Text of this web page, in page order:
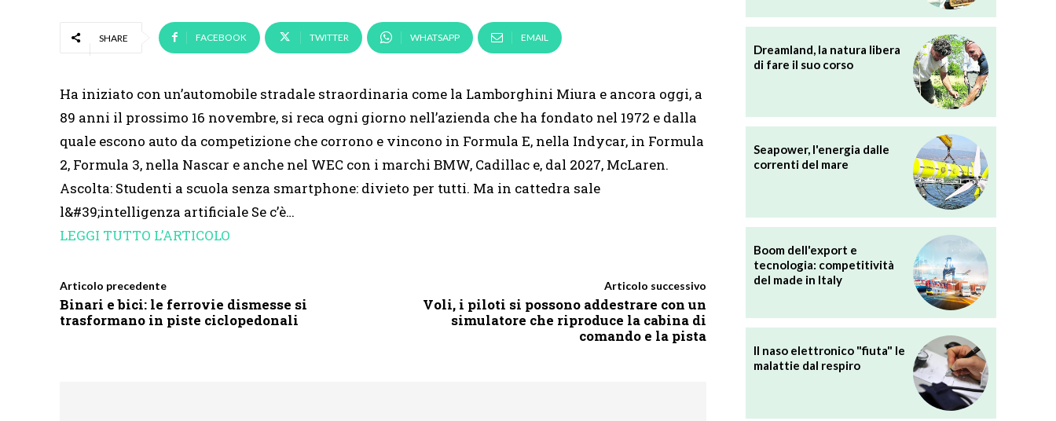
SHARE FACEBOOK TWITTER WHATSAPP EMAIL
Ha iniziato con un’automobile stradale straordinaria come la Lamborghini Miura e ancora oggi, a
89 anni il prossimo 16 novembre, si reca ogni giorno nell’azienda che ha fondato nel 1972 e dalla
quale escono auto da competizione che corrono e vincono in Formula E, nella Indycar, in Formula
2, Formula 3, nella Nascar e anche nel WEC con i marchi BMW, Cadillac e, dal 2027, McLaren.
Ascolta: Studenti a scuola senza smartphone: divieto per tutti. Ma in cattedra sale
l&#39;intelligenza artificiale Se c’è…
LEGGI TUTTO L’ARTICOLO
Articolo precedente
Binari e bici: le ferrovie dismesse si
trasformano in piste ciclopedonali
Articolo successivo
Voli, i piloti si possono addestrare con un
simulatore che riproduce la cabina di
comando e la pista
Dreamland, la natura libera
di fare il suo corso
Seapower, l'energia dalle
correnti del mare
Boom dell'export e
tecnologia: competitività
del made in Italy
Il naso elettronico "fiuta" le
malattie dal respiro